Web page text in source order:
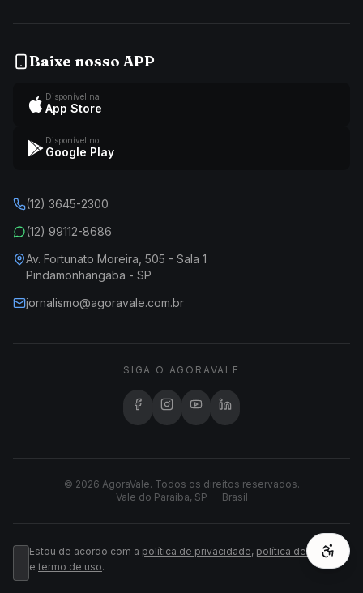
Baixe nosso APP
Disponível na
App Store
Disponível no
Google Play
(12) 3645-2300
(12) 99112-8686
Av. Fortunato Moreira, 505 - Sala 1
Pindamonhangaba - SP
jornalismo@agoravale.com.br
SIGA O AGORAVALE
© 2026 AgoraVale. Todos os direitos reservados.
Vale do Paraíba, SP — Brasil
Estou de acordo com a política de privacidade, política de cookies
e termo de uso.